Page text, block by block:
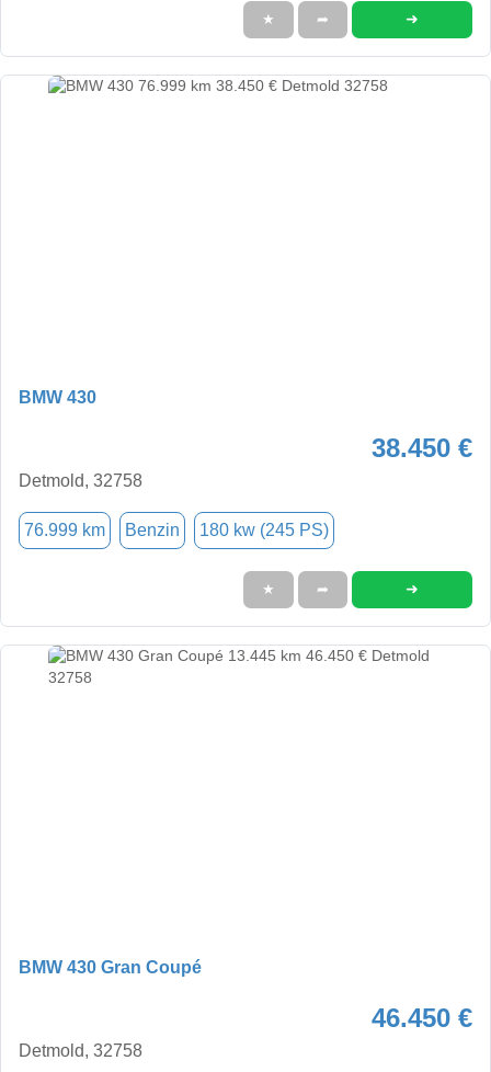
★ ➦ ➜
BMW 430
38.450 €
Detmold, 32758
76.999 km Benzin 180 kw (245 PS)
★ ➦ ➜
BMW 430 Gran Coupé
46.450 €
Detmold, 32758